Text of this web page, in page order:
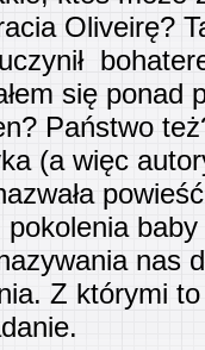
Oliveirę?
się ponad
Państwo
(a więc
pokolenia
nas
Z którymi